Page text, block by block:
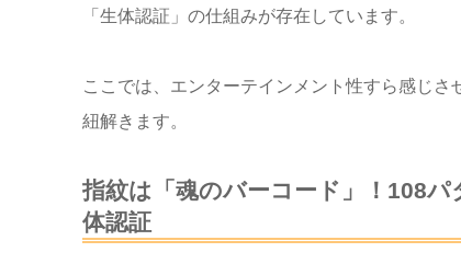
「生体認証」の仕組みが存在しています。
ここでは、エンターテインメント性すら感じ
紐解きます。
指紋は「魂のバーコード」！108
体認証